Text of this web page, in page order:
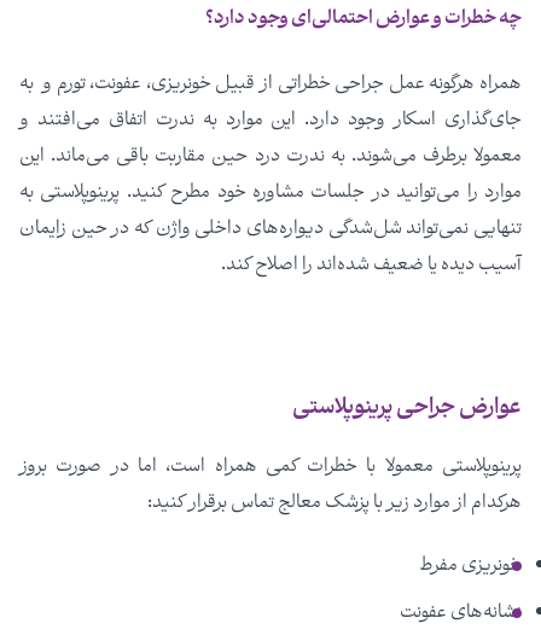
چه خطرات و عوارض احتمالی­‌ای وجود دارد؟
همراه هرگونه عمل جراحی خطراتی از قبیل خونریزی، عفونت، تورم و به
جای‌گذاری اسکار وجود دارد. این موارد به ندرت اتفاق می‌­افتند و
معمولا برطرف می‌­شوند. به ندرت درد حین مقاربت باقی می‌­ماند. این
موارد را می­‌توانید در جلسات مشاوره خود مطرح کنید. پرینوپلاستی به
تنهایی نمی­‌تواند شل­‌شدگی دیواره­‌های داخلی واژن که در حین زایمان
آسیب دیده یا ضعیف شده‌اند را اصلاح کند.
عوارض جراحی پرینوپلاستی
پرینوپلاستی معمولا با خطرات کمی همراه است، اما در صورت بروز
هرکدام از موارد زیر با پزشک معالج تماس برقرار کنید:
خونریزی مفرط
نشانه­‌های عفونت